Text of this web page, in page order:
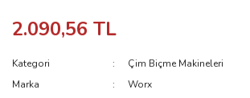
2.090,56 TL
Kategori
Çim Biçme Makineleri
Marka
Worx